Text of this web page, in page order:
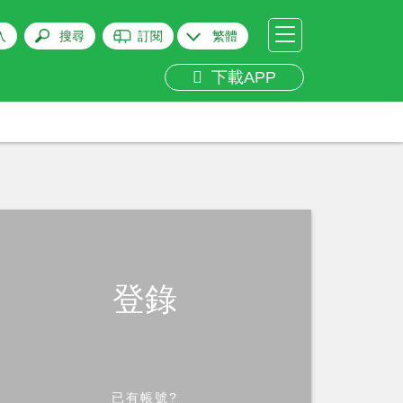
搜尋 訂閱 繁體
下載APP
登錄
已有帳號?